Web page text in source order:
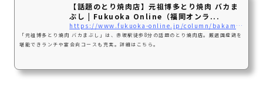
【話題のとり焼肉店】元祖博多とり焼肉 バカま
ぶし | Fukuoka Online（福岡オンラ...
https://www.fukuoka-online.jp/column/bakamabushi/
「元祖博多とり焼肉 バカまぶし」は、赤坂駅徒歩8分の話題のとり焼肉店。厳選国産鶏を
堪能できランチや宴会向コースも充実。詳細はこちら。